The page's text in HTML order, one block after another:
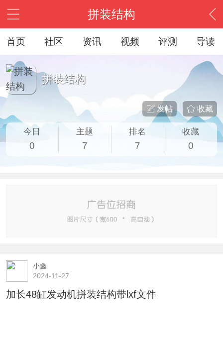
拼装结构
首页 社区 资讯 视频 评测 导读
拼装结构
收藏
发帖
今日
0
主题
7
排名
7
收藏
0
小鑫
2024-11-27
加长48缸发动机拼装结构带lxf文件